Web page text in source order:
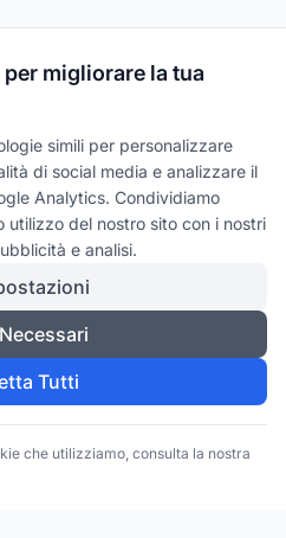
migliorare la tua
simili per personalizzare
di social media e analizzare il
Analytics. Condividiamo
utilizzo del nostro sito con i nostri
e analisi.
Tutti
che utilizziamo, consulta la nostra